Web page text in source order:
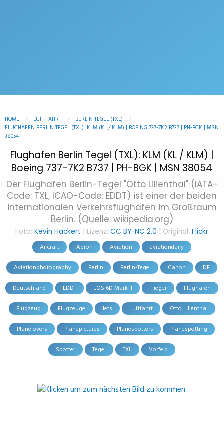
HOME LUFTFAHRT
BERLIN TEGEL (TXL)
FLUGHAFEN BERLIN TEGEL (TXL): KLM (KL / KLM) | BOEING 737-7K2 B737 | PH-BGK | MSN
38054
Flughafen Berlin Tegel (TXL): KLM (KL / KLM) |
Boeing 737-7K2 B737 | PH-BGK | MSN 38054
Der Flughafen Berlin-Tegel "Otto Lilienthal" (IATA-
Code: TXL, ICAO-Code: EDDT) ist einer der beiden
internationalen Verkehrsflughäfen im Großraum
Berlin. (Quelle: wikipedia.org)
Foto: Kevin Hackert | Lizenz: CC BY-NC 2.0 | Original: Flickr
Aircraft Apron Aviation aviationdaily
Aviationphotography Berlin Berlin-Tegel Canon DE
Deutschland EDDT EOS 6D Mark II Flieger Flughafen
Flugzeug Flugzeuge Jets Luftfahrt Otto Lilienthal
Planelovers Planepictures Planespotters Planespotting
Spotter Tegel TXL Vorfeld